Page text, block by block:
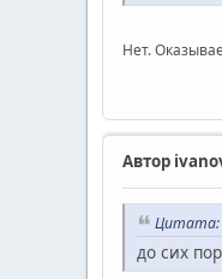
Нет.
Автор
Цитата:
до сих